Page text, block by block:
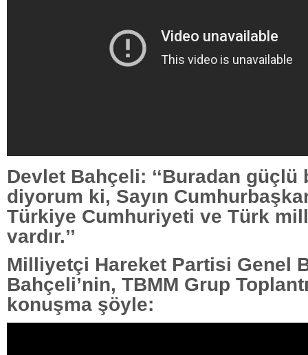
Devlet Bahçeli: ‘‘Buradan
diyorum ki, Sayın
Türkiye Cumhuriyeti ve Türk
vardır.’’
Milliyetçi Hareket Partisi Genel
Bahçeli’nin, TBMM Grup
konuşma şöyle: